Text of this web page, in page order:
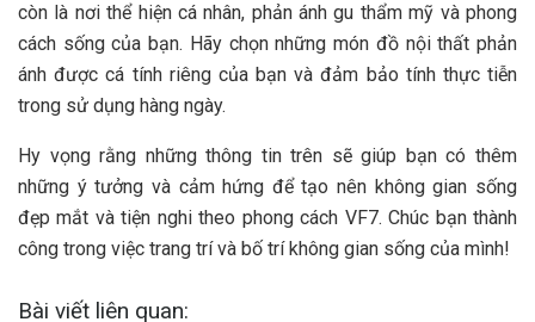
còn là nơi thể hiện cá nhân, phản ánh gu thẩm mỹ và phong
cách sống của bạn. Hãy chọn những món đồ nội thất phản
ánh được cá tính riêng của bạn và đảm bảo tính thực tiễn
trong sử dụng hàng ngày.
Hy vọng rằng những thông tin trên sẽ giúp bạn có thêm
những ý tưởng và cảm hứng để tạo nên không gian sống
đẹp mắt và tiện nghi theo phong cách VF7. Chúc bạn thành
công trong việc trang trí và bố trí không gian sống của mình!
Bài viết liên quan: